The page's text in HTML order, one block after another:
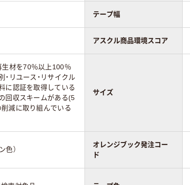
テープ幅
アスクル商品環境スコア
材を70％以上100％
リユース・リサイクル
に認証を取得している
回収スキームがある(5
減に取り組んでいる
サイズ
色）
オレンジブック発注コー
ド